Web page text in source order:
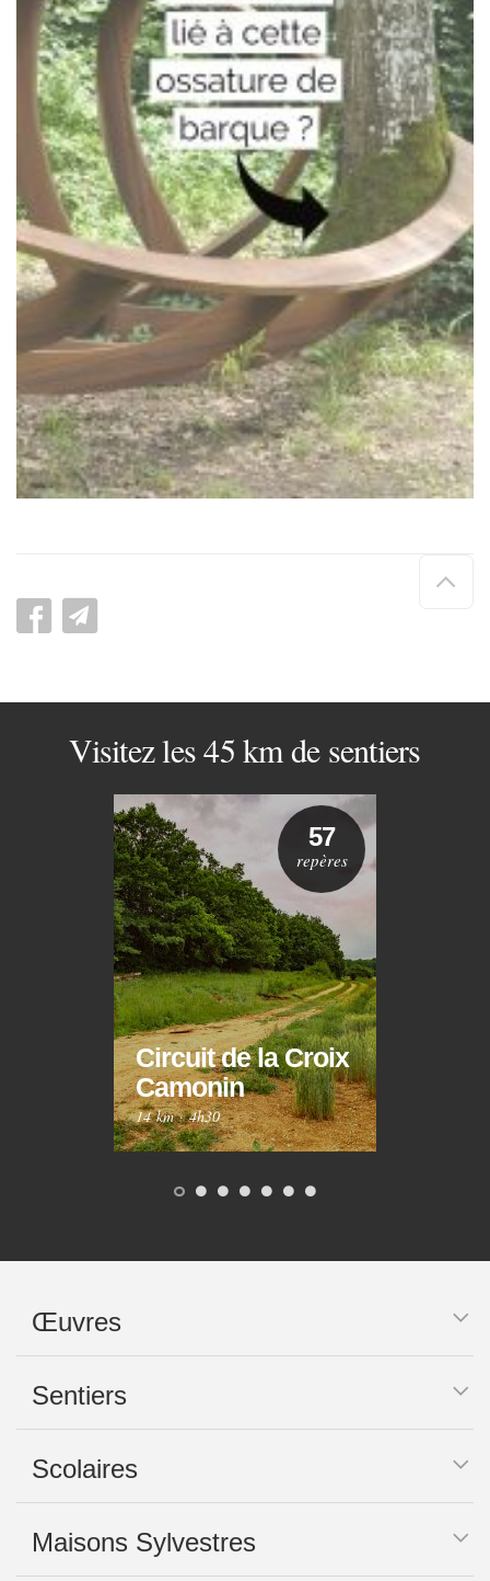
de
Visitez les 45 km de sentiers
Circuit de la Croix
Camonin
14 km·4h30
57
repères
Œuvres
Sentiers
Scolaires
Maisons Sylvestres